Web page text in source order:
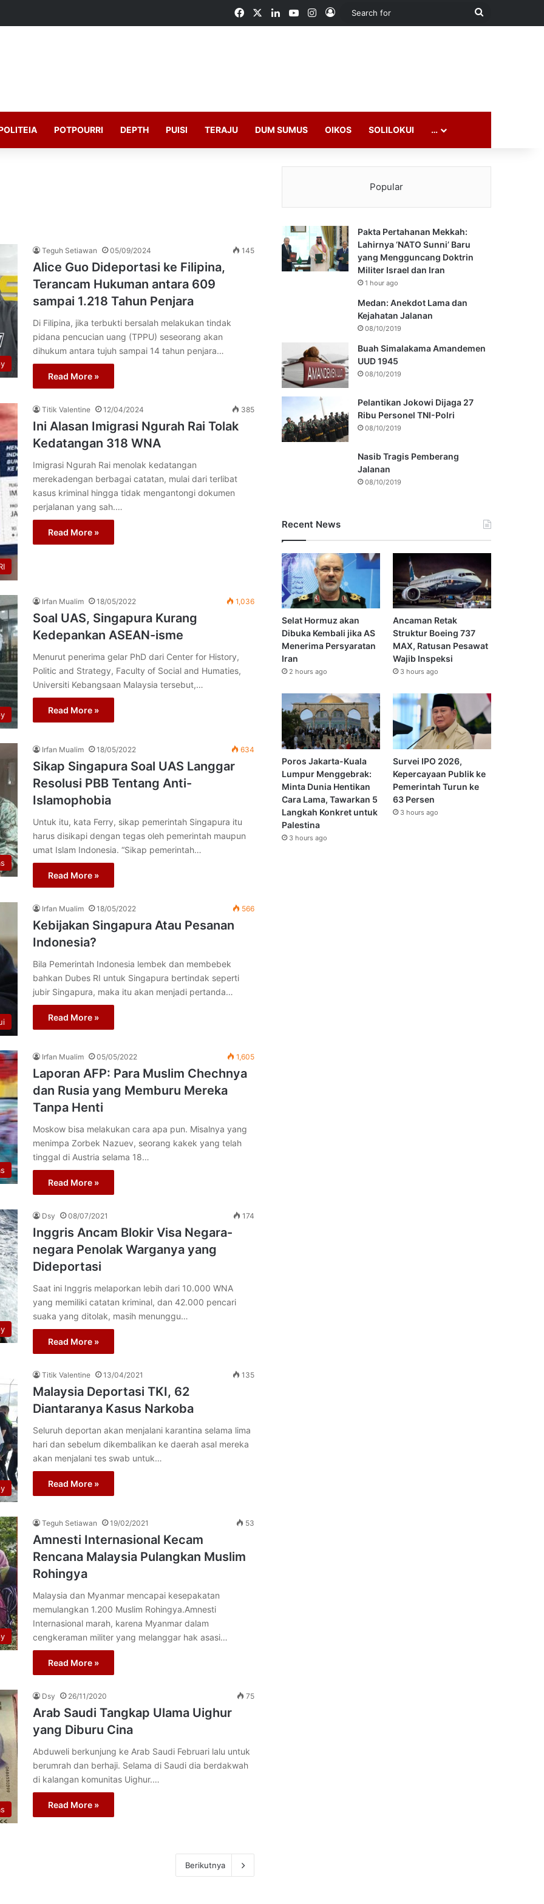
FacebookLinkedInYouTubeInstagram
Log In
Search
POTPOURRI DEPTH PUISI TERAJU DUM SUMUS OIKOS SOLILOKUI …
Teguh Setiawan 05/09/2024 145
Alice Guo Dideportasi ke Filipina,
Terancam Hukuman antara 609
sampai 1.218 Tahun Penjara
Di Filipina, jika terbukti bersalah melakukan tindak
pidana pencucian uang (TPPU) seseorang akan
dihukum antara tujuh sampai 14 tahun penjara…
Read More »
Titik Valentine 12/04/2024 385
Ini Alasan Imigrasi Ngurah Rai Tolak
Kedatangan 318 WNA
Imigrasi Ngurah Rai menolak kedatangan
merekadengan berbagai catatan, mulai dari terlibat
kasus kriminal hingga tidak mengantongi dokumen
perjalanan yang sah.…
Read More »
Irfan Mualim 18/05/2022 1,036
Soal UAS, Singapura Kurang
Kedepankan ASEAN-isme
Menurut penerima gelar PhD dari Center for History,
Politic and Strategy, Faculty of Social and Humaties,
Universiti Kebangsaan Malaysia tersebut,…
Read More »
Irfan Mualim 18/05/2022 634
Sikap Singapura Soal UAS Langgar
Resolusi PBB Tentang Anti-
Islamophobia
Untuk itu, kata Ferry, sikap pemerintah Singapura itu
harus disikapi dengan tegas oleh pemerintah maupun
umat Islam Indonesia. “Sikap pemerintah…
Read More »
Irfan Mualim 18/05/2022 566
Kebijakan Singapura Atau Pesanan
Indonesia?
Bila Pemerintah Indonesia lembek dan membebek
bahkan Dubes RI untuk Singapura bertindak seperti
jubir Singapura, maka itu akan menjadi pertanda…
Read More »
Irfan Mualim 05/05/2022 1,605
Laporan AFP: Para Muslim Chechnya
dan Rusia yang Memburu Mereka
Tanpa Henti
Moskow bisa melakukan cara apa pun. Misalnya yang
menimpa Zorbek Nazuev, seorang kakek yang telah
tinggal di Austria selama 18…
Read More »
Dsy 08/07/2021 174
Inggris Ancam Blokir Visa Negara-
negara Penolak Warganya yang
Dideportasi
Saat ini Inggris melaporkan lebih dari 10.000 WNA
yang memiliki catatan kriminal, dan 42.000 pencari
suaka yang ditolak, masih menunggu…
Read More »
Titik Valentine 13/04/2021 135
Malaysia Deportasi TKI, 62
Diantaranya Kasus Narkoba
Seluruh deportan akan menjalani karantina selama lima
hari dan sebelum dikembalikan ke daerah asal mereka
akan menjalani tes swab untuk…
Read More »
Teguh Setiawan 19/02/2021 53
Amnesti Internasional Kecam
Rencana Malaysia Pulangkan Muslim
Rohingya
Malaysia dan Myanmar mencapai kesepakatan
memulangkan 1.200 Muslim Rohingya.Amnesti
Internasional marah, karena Myanmar dalam
cengkeraman militer yang melanggar hak asasi…
Read More »
Dsy 26/11/2020 75
Arab Saudi Tangkap Ulama Uighur
yang Diburu Cina
Abduweli berkunjung ke Arab Saudi Februari lalu untuk
berumrah dan berhaji. Selama di Saudi dia berdakwah
di kalangan komunitas Uighur.…
Read More »
Berikutnya
Popular
Pakta Pertahanan Mekkah:
Lahirnya ‘NATO Sunni’ Baru
yang Mengguncang Doktrin
Militer Israel dan Iran
1 hour ago
Medan: Anekdot Lama dan
Kejahatan Jalanan
08/10/2019
Buah Simalakama Amandemen
UUD 1945
08/10/2019
Pelantikan Jokowi Dijaga 27
Ribu Personel TNI-Polri
08/10/2019
Nasib Tragis Pemberang
Jalanan
08/10/2019
Recent News
Selat Hormuz akan
Dibuka Kembali jika AS
Menerima Persyaratan
Iran
2 hours ago
Ancaman Retak
Struktur Boeing 737
MAX, Ratusan Pesawat
Wajib Inspeksi
3 hours ago
Poros Jakarta-Kuala
Lumpur Menggebrak:
Minta Dunia Hentikan
Cara Lama, Tawarkan 5
Langkah Konkret untuk
Palestina
3 hours ago
Survei IPO 2026,
Kepercayaan Publik ke
Pemerintah Turun ke
63 Persen
3 hours ago